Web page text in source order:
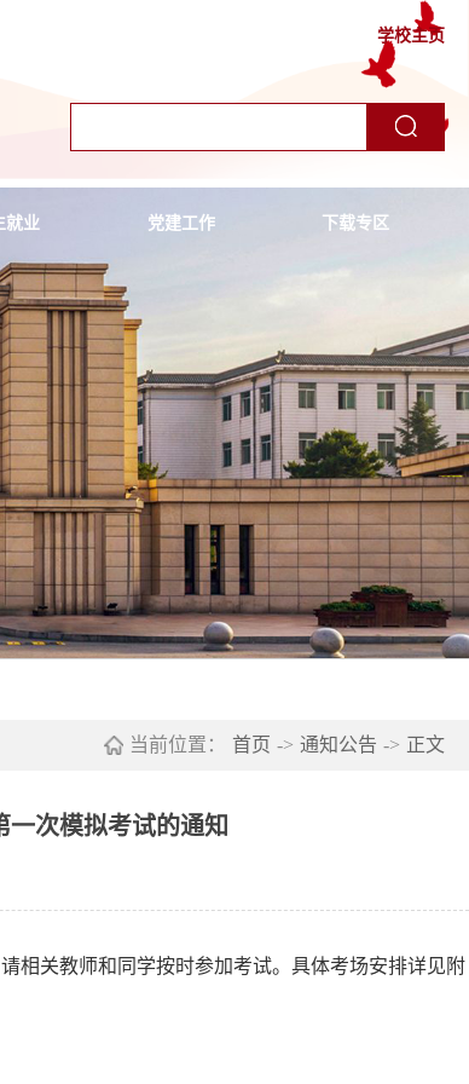
学校主页
就业 党建工作 下载专区
当前位置： 首页 -> 通知公告 -> 正文
一次模拟考试的通知
相关教师和同学按时参加考试。具体考场安排详见附